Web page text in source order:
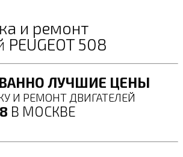
и ремонт
508
ЛУЧШИЕ ЦЕНЫ
И РЕМОНТ ДВИГАТЕЛЕЙ
В МОСКВЕ